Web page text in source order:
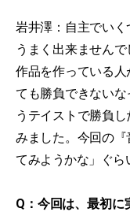
岩井澤：自主でい
うまく出来ません
作品を作っている
ても勝負できない
うテイストで勝負
みました。今回の
てみようかな」ぐら
Q：今回は、最初に